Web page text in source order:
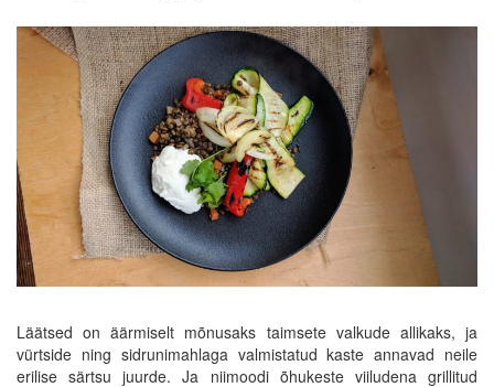
Läätsed on äärmiselt mõnusaks taimsete valkude allikaks, ja
vürtside ning sidrunimahlaga valmistatud kaste annavad neile
erilise särtsu juurde. Ja niimoodi õhukeste viiludena grillitud